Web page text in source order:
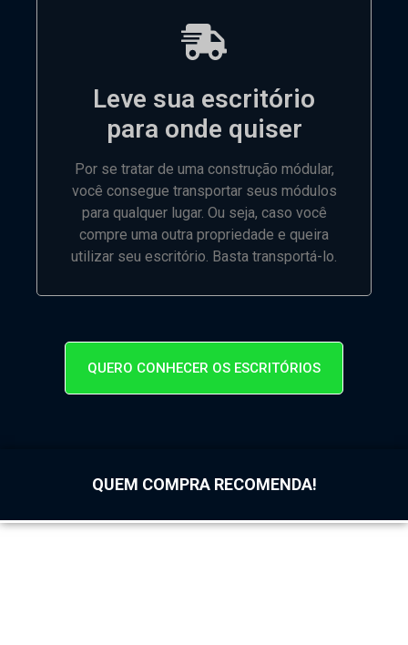
Leve sua escritório
para onde quiser
Por se tratar de uma construção módular,
você consegue transportar seus módulos
para qualquer lugar. Ou seja, caso você
compre uma outra propriedade e queira
utilizar seu escritório. Basta transportá-lo.
QUERO CONHECER OS ESCRITÓRIOS
QUEM COMPRA RECOMENDA!